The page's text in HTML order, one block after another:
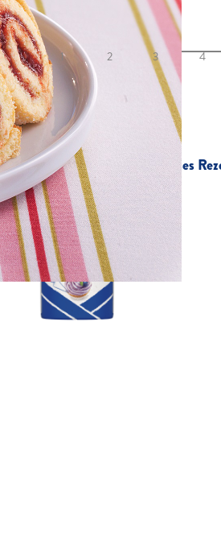
Deine Bewertung:
1 2 3 4
Speichern Teilen
Verwendetes Produkt für dieses